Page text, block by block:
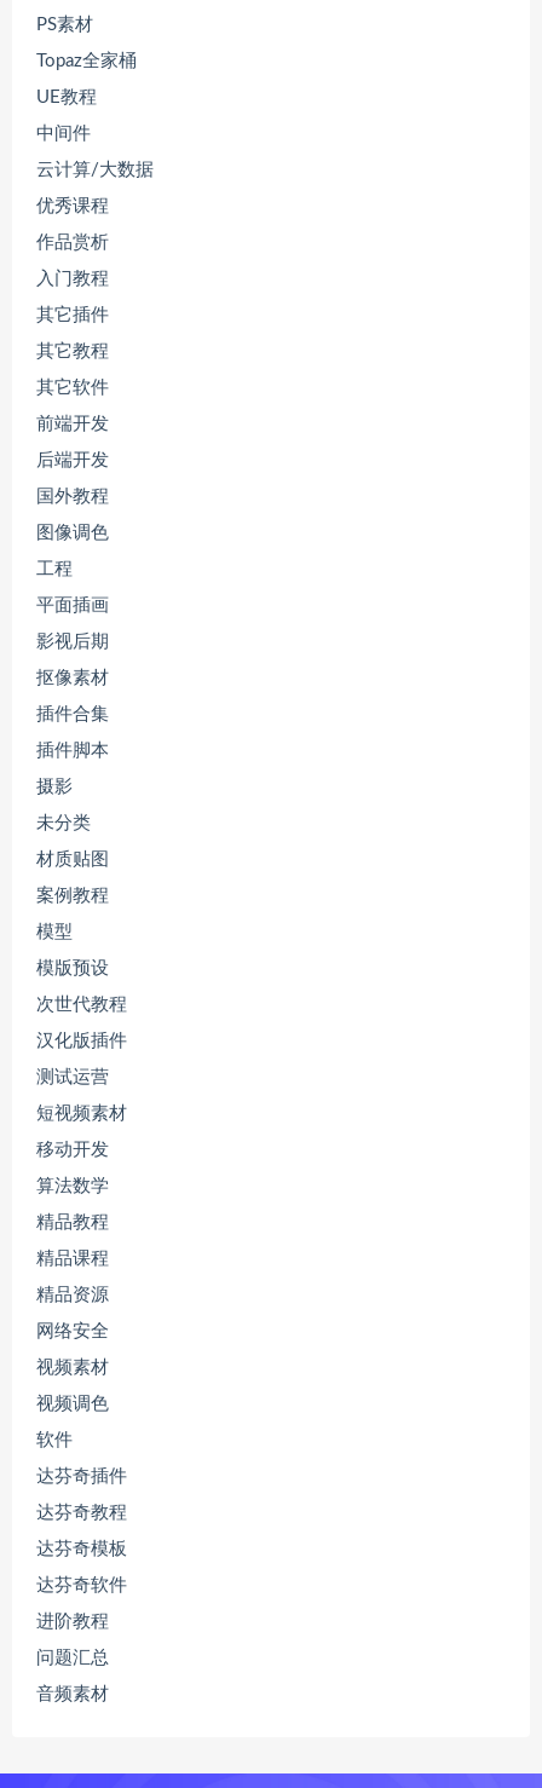
PS素材
Topaz全家桶
UE教程
中间件
云计算/大数据
优秀课程
作品赏析
入门教程
其它插件
其它教程
其它软件
前端开发
后端开发
国外教程
图像调色
工程
平面插画
影视后期
抠像素材
插件合集
插件脚本
摄影
未分类
材质贴图
案例教程
模型
模版预设
次世代教程
汉化版插件
测试运营
短视频素材
移动开发
算法数学
精品教程
精品课程
精品资源
网络安全
视频素材
视频调色
软件
达芬奇插件
达芬奇教程
达芬奇模板
达芬奇软件
进阶教程
问题汇总
音频素材